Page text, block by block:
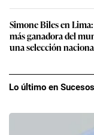
Simone Biles en
más ganadora del
una selección
Lo último en Sucesos